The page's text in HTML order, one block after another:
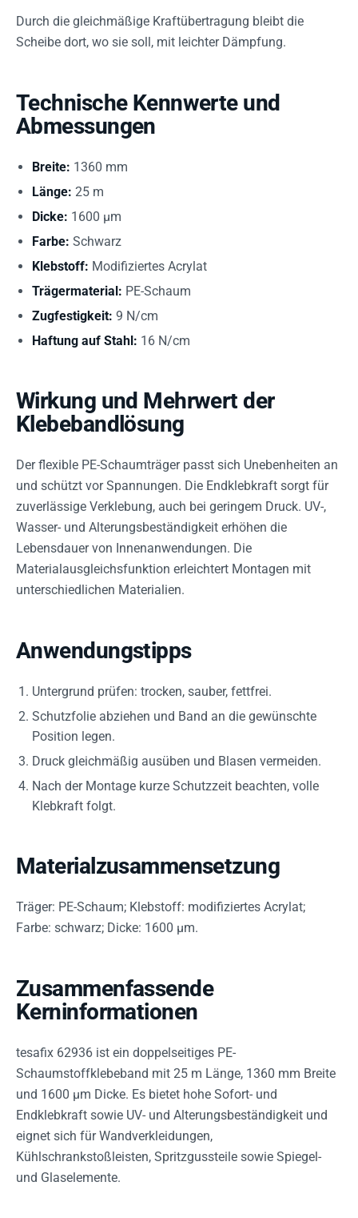
Durch die gleichmäßige Kraftübertragung bleibt die
Scheibe dort, wo sie soll, mit leichter Dämpfung.
Technische Kennwerte und
Abmessungen
Breite: 1360 mm
Länge: 25 m
Dicke: 1600 µm
Farbe: Schwarz
Klebstoff: Modifiziertes Acrylat
Trägermaterial: PE-Schaum
Zugfestigkeit: 9 N/cm
Haftung auf Stahl: 16 N/cm
Wirkung und Mehrwert der
Klebebandlösung
Der flexible PE-Schaumträger passt sich Unebenheiten an
und schützt vor Spannungen. Die Endklebkraft sorgt für
zuverlässige Verklebung, auch bei geringem Druck. UV-,
Wasser- und Alterungsbeständigkeit erhöhen die
Lebensdauer von Innenanwendungen. Die
Materialausgleichsfunktion erleichtert Montagen mit
unterschiedlichen Materialien.
Anwendungstipps
Untergrund prüfen: trocken, sauber, fettfrei.
Schutzfolie abziehen und Band an die gewünschte
Position legen.
Druck gleichmäßig ausüben und Blasen vermeiden.
Nach der Montage kurze Schutzzeit beachten, volle
Klebkraft folgt.
Materialzusammensetzung
Träger: PE-Schaum; Klebstoff: modifiziertes Acrylat;
Farbe: schwarz; Dicke: 1600 µm.
Zusammenfassende
Kerninformationen
tesafix 62936 ist ein doppelseitiges PE-
Schaumstoffklebeband mit 25 m Länge, 1360 mm Breite
und 1600 µm Dicke. Es bietet hohe Sofort- und
Endklebkraft sowie UV- und Alterungsbeständigkeit und
eignet sich für Wandverkleidungen,
Kühlschrankstoßleisten, Spritzgussteile sowie Spiegel-
und Glaselemente.